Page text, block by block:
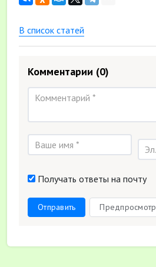
В список статей
Комментарии (0)
Получать ответы на почту
Отправить Предпросмотр